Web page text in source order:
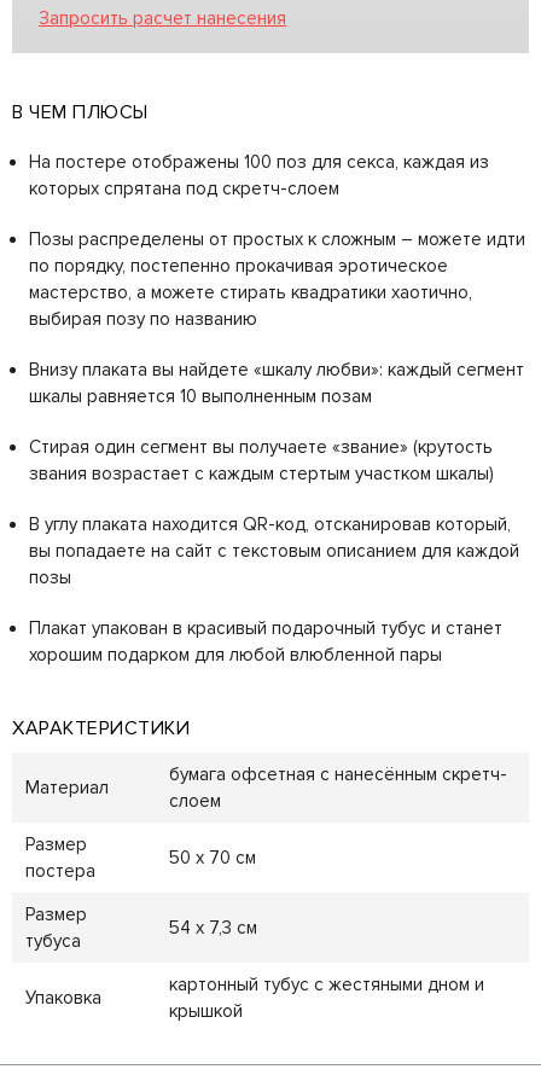
Запросить расчет нанесения
В ЧЕМ ПЛЮСЫ
На постере отображены 100 поз для секса, каждая из
которых спрятана под скретч-слоем
Позы распределены от простых к сложным – можете идти
по порядку, постепенно прокачивая эротическое
мастерство, а можете стирать квадратики хаотично,
выбирая позу по названию
Внизу плаката вы найдете «шкалу любви»: каждый сегмент
шкалы равняется 10 выполненным позам
Стирая один сегмент вы получаете «звание» (крутость
звания возрастает с каждым стертым участком шкалы)
В углу плаката находится QR-код, отсканировав который,
вы попадаете на сайт с текстовым описанием для каждой
позы
Плакат упакован в красивый подарочный тубус и станет
хорошим подарком для любой влюбленной пары
ХАРАКТЕРИСТИКИ
Материал
бумага офсетная с нанесённым скретч-
слоем
Размер
постера
50 х 70 см
Размер
тубуса
54 х 7,3 см
Упаковка
картонный тубус с жестяными дном и
крышкой